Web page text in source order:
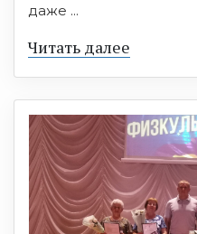
даже ...
Читать далее